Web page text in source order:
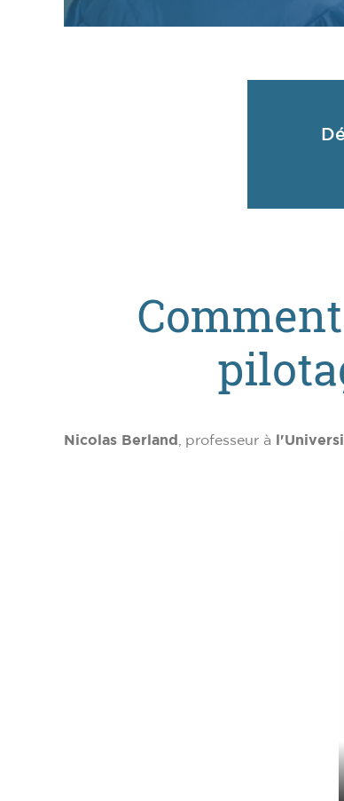
Nicolas Berland , professeur à